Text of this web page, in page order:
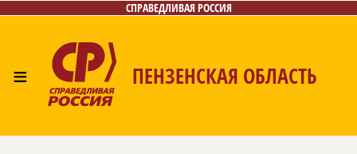
СПРАВЕДЛИВАЯ РОССИЯ
≡ ПЕНЗЕНСКАЯ ОБЛАСТЬ